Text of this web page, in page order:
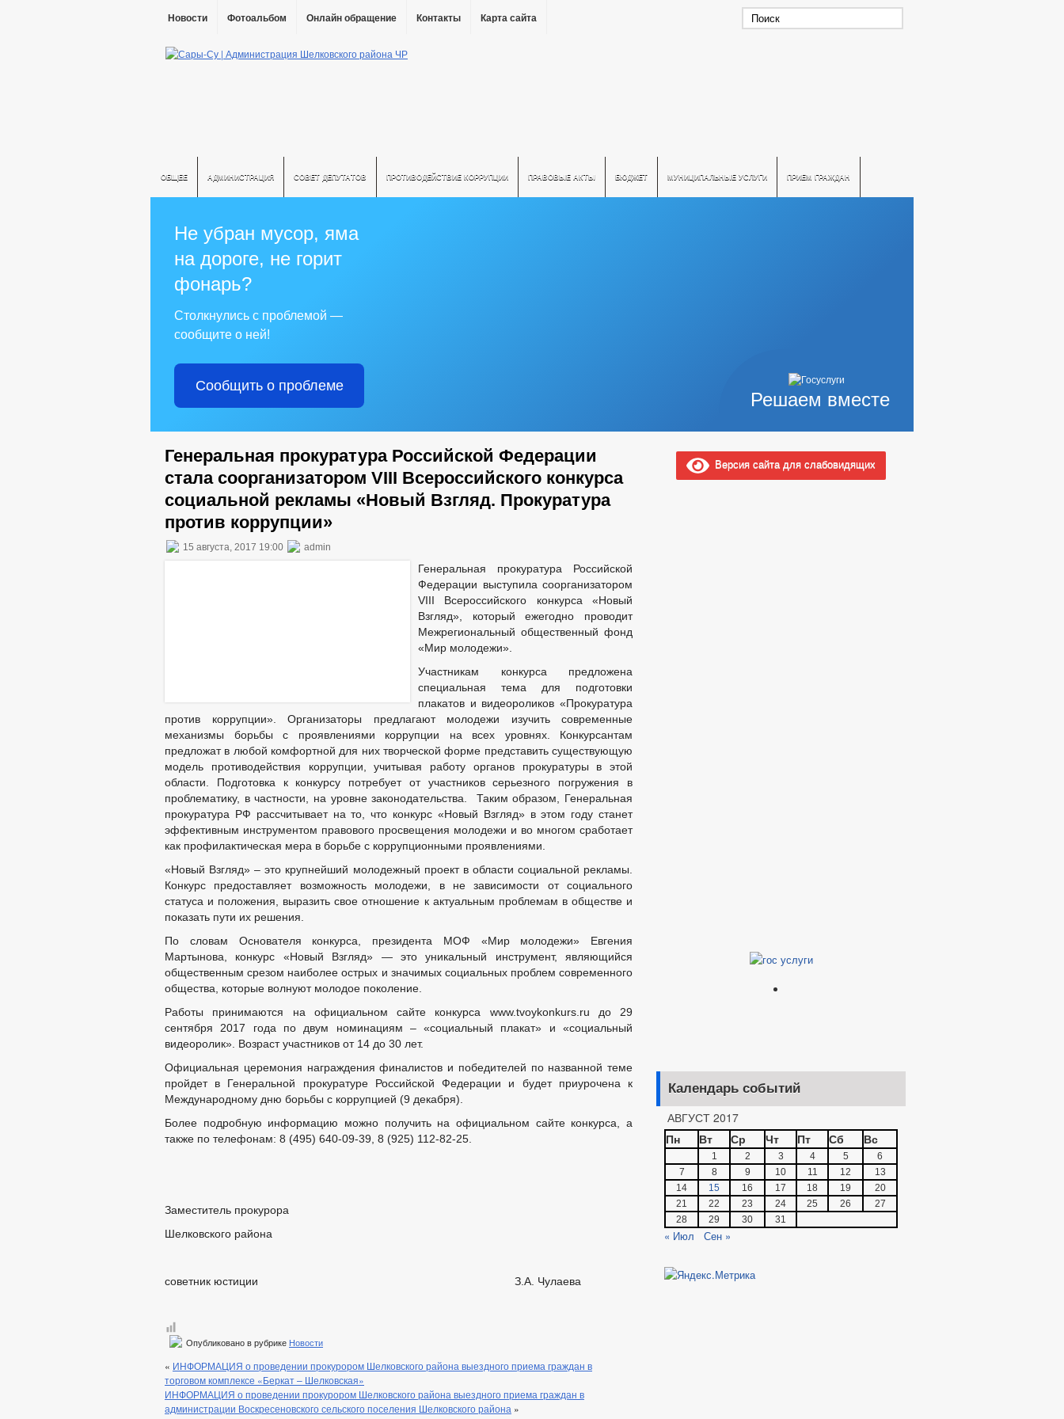
Новости Фотоальбом Онлайн обращение Контакты Карта сайта
ОБЩЕЕ АДМИНИСТРАЦИЯ СОВЕТ ДЕПУТАТОВ ПРОТИВОДЕЙСТВИЕ КОРРУПЦИИ ПРАВОВЫЕ АКТЫ БЮДЖЕТ МУНИЦИПАЛЬНЫЕ УСЛУГИ ПРИЕМ ГРАЖДАН
Решаем вместе
Не убран мусор, яма
на дороге, не горит
фонарь?
Столкнулись с проблемой —
сообщите о ней!
Сообщить о проблеме
Генеральная прокуратура Российской Федерации
стала соорганизатором VIII Всероссийского конкурса
социальной рекламы «Новый Взгляд. Прокуратура
против коррупции»
15 августа, 2017 19:00 admin
Генеральная прокуратура Российской
Федерации выступила соорганизатором
VIII Всероссийского конкурса «Новый
Взгляд», который ежегодно проводит
Межрегиональный общественный фонд
«Мир молодежи».
Участникам конкурса предложена
специальная тема для подготовки
плакатов и видеороликов «Прокуратура
против коррупции». Организаторы предлагают молодежи изучить современные
механизмы борьбы с проявлениями коррупции на всех уровнях. Конкурсантам
предложат в любой комфортной для них творческой форме представить существующую
модель противодействия коррупции, учитывая работу органов прокуратуры в этой
области. Подготовка к конкурсу потребует от участников серьезного погружения в
проблематику, в частности, на уровне законодательства. Таким образом, Генеральная
прокуратура РФ рассчитывает на то, что конкурс «Новый Взгляд» в этом году станет
эффективным инструментом правового просвещения молодежи и во многом сработает
как профилактическая мера в борьбе с коррупционными проявлениями.
«Новый Взгляд» – это крупнейший молодежный проект в области социальной рекламы.
Конкурс предоставляет возможность молодежи, в не зависимости от социального
статуса и положения, выразить свое отношение к актуальным проблемам в обществе и
показать пути их решения.
По словам Основателя конкурса, президента МОФ «Мир молодежи» Евгения
Мартынова, конкурс «Новый Взгляд» — это уникальный инструмент, являющийся
общественным срезом наиболее острых и значимых социальных проблем современного
общества, которые волнуют молодое поколение.
Работы принимаются на официальном сайте конкурса www.tvoykonkurs.ru до 29
сентября 2017 года по двум номинациям – «социальный плакат» и «социальный
видеоролик». Возраст участников от 14 до 30 лет.
Официальная церемония награждения финалистов и победителей по названной теме
пройдет в Генеральной прокуратуре Российской Федерации и будет приурочена к
Международному дню борьбы с коррупцией (9 декабря).
Более подробную информацию можно получить на официальном сайте конкурса, а
также по телефонам: 8 (495) 640-09-39, 8 (925) 112-82-25.
Заместитель прокурора
Шелковского района
советник юстиции З.А. Чулаева
Опубликовано в рубрике Новости
« ИНФОРМАЦИЯ о проведении прокурором Шелковского района выездного приема граждан в
торговом комплексе «Беркат – Шелковская»
ИНФОРМАЦИЯ о проведении прокурором Шелковского района выездного приема граждан в
администрации Воскресеновского сельского поселения Шелковского района »
Версия сайта для слабовидящих
Календарь событий
АВГУСТ 2017
Пн
Вт Ср Чт Пт Сб Вс
1 2 3 4 5
6
7
8 9 10 11 12
13
14
15 16 17 18 19
20
21
22 23 24 25 26
27
28
29 30 31
« Июл Сен »